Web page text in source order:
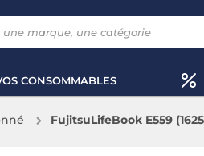
CONSOMMABLES
FujitsuLifeBook E559